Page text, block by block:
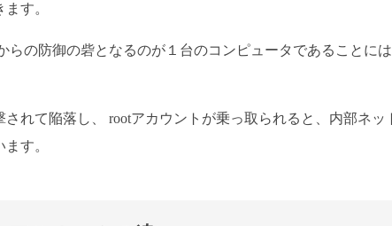
す。
らの防御の砦となるのが１台のコンピュータであることに
れて陥落し、 rootアカウントが乗っ取られると、内部ネッ
す。